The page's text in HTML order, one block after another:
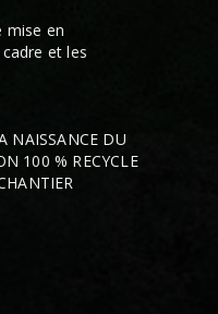
mise en
et les
NAISSANCE DU
100 % RECYCLE